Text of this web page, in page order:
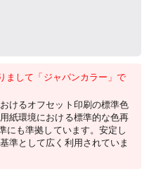
まして「ジャパンカラー」で
けるオフセット印刷の標準色
紙環境における標準的な色再
にも準拠しています。安定し
準として広く利用されていま